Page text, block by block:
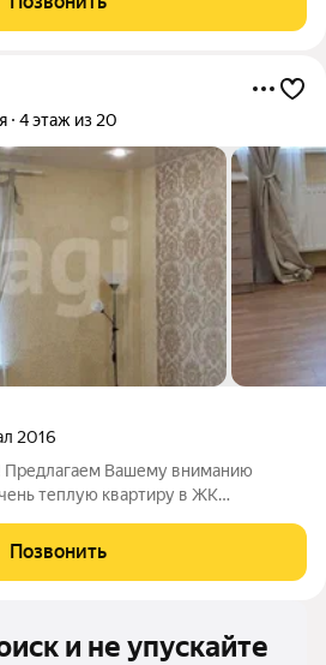
районе
4 этаж из 20
2016
Предлагаем Вашему вниманию
теплую квартиру в ЖК
из самых престижных и
удобный выезд в центр,
Позвонить
и не упускайте